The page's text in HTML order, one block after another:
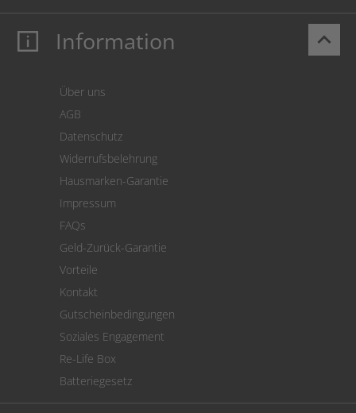
Mein Konto
Cookie Einstellungen
keyboard_arrow_up
Information
Über uns
AGB
Datenschutz
Widerrufsbelehrung
Hausmarken-Garantie
Impressum
FAQs
Geld-Zurück-Garantie
Vorteile
Kontakt
Gutscheinbedingungen
Soziales Engagement
Re-Life Box
Batteriegesetz